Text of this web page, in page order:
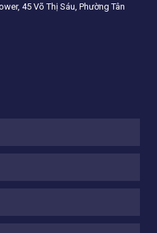
45 Võ Thị Sáu, Phường Tân